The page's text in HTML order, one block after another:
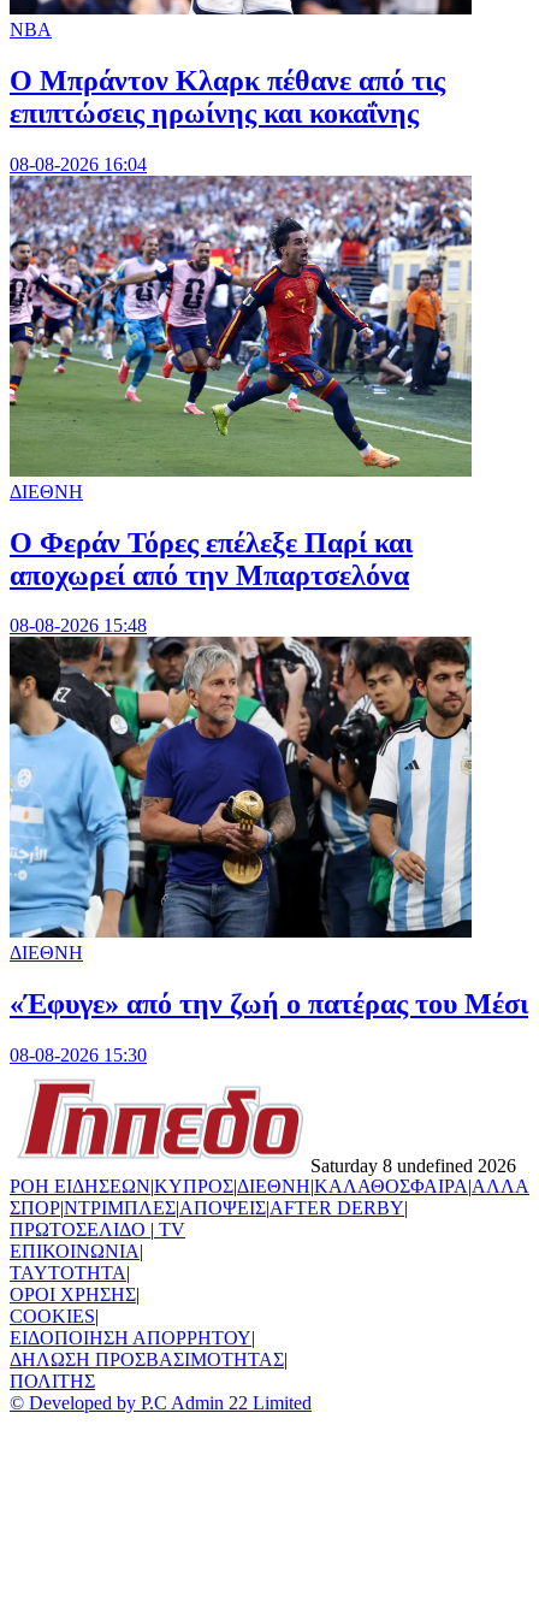
NBA
Ο Μπράντον Κλαρκ πέθανε από τις
επιπτώσεις ηρωίνης και κοκαΐνης
08-08-2026 16:04
ΔΙΕΘΝΗ
Ο Φεράν Τόρες επέλεξε Παρί και
αποχωρεί από την Μπαρτσελόνα
08-08-2026 15:48
ΔΙΕΘΝΗ
«Έφυγε» από την ζωή ο πατέρας του Μέσι
08-08-2026 15:30
Saturday 8 undefined 2026
ΡΟΗ ΕΙΔΗΣΕΩΝ|ΚΥΠΡΟΣ|ΔΙΕΘΝΗ|ΚΑΛΑΘΟΣΦΑΙΡΑ|ΑΛΛΑ
ΣΠΟΡ|ΝΤΡΙΜΠΛΕΣ|ΑΠΟΨΕΙΣ|AFTER DERBY|
ΠΡΩΤΟΣΕΛΙΔΟ | TV
ΕΠΙΚΟΙΝΩΝΙΑ|
TAYTOTHTA|
ΟΡΟΙ ΧΡΗΣΗΣ|
COOKIES|
ΕΙΔΟΠΟΙΗΣΗ ΑΠΟΡΡΗΤΟΥ|
ΔΗΛΩΣΗ ΠΡΟΣΒΑΣΙΜΟΤΗΤΑΣ|
ΠΟΛΙΤΗΣ
© Developed by P.C Admin 22 Limited